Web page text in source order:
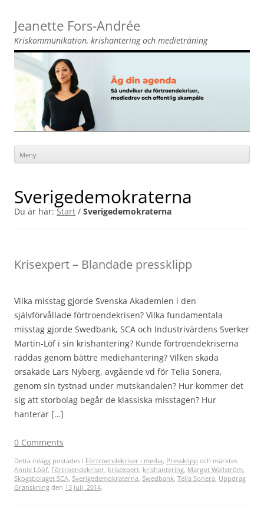
Jeanette Fors‑Andrée
Kriskommunikation, krishantering och medieträning
Meny
Sverigedemokraterna
Du är här: Start / Sverigedemokraterna
Krisexpert – Blandade pressklipp
Vilka misstag gjorde Svenska Akademien i den
självförvållade förtroendekrisen? Vilka fundamentala
misstag gjorde Swedbank, SCA och Industrivärdens Sverker
Martin-Löf i sin krishantering? Kunde förtroendekriserna
räddas genom bättre mediehantering? Vilken skada
orsakade Lars Nyberg, avgående vd för Telia Sonera,
genom sin tystnad under mutskandalen? Hur kommer det
sig att storbolag begår de klassiska misstagen? Hur
hanterar […]
0 Comments
Detta inlägg postades i Förtroendekriser i media, Pressklipp och märktes
Annie Lööf, Förtroendekriser, krisexpert, krishantering, Margot Wallström,
Skogsbolaget SCA, Sverigedemokraterna, Swedbank, Telia Sonera, Uppdrag
Granskning den 13 juli, 2014.